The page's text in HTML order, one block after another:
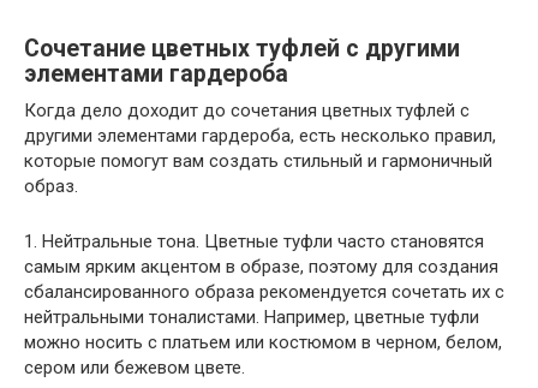
Сочетание цветных туфлей с другими
элементами гардероба
Когда дело доходит до сочетания цветных туфлей с
другими элементами гардероба, есть несколько правил,
которые помогут вам создать стильный и гармоничный
образ.
1. Нейтральные тона. Цветные туфли часто становятся
самым ярким акцентом в образе, поэтому для создания
сбалансированного образа рекомендуется сочетать их с
нейтральными тоналистами. Например, цветные туфли
можно носить с платьем или костюмом в черном, белом,
сером или бежевом цвете.